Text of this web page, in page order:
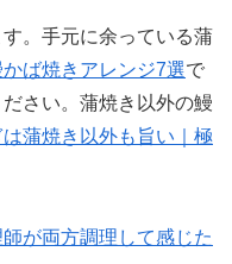
。手元に余っている蒲
かば焼きアレンジ7選で
さい。蒲焼き以外の鰻
は蒲焼き以外も旨い｜極
が両方調理して感じた